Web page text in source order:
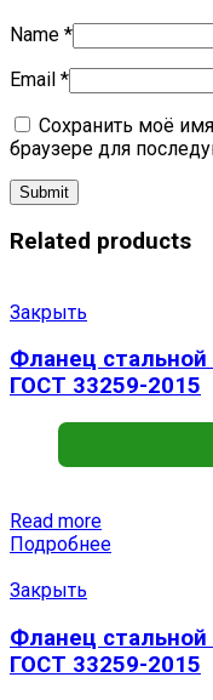
Name *
Email *
Сохранить моё
браузере для
Related products
Закрыть
Фланец стальной
ГОСТ 33259-2015
Read more
Подробнее
Закрыть
Фланец стальной
ГОСТ 33259-2015